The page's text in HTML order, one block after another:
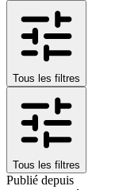
Tous les filtres
Tous les filtres
Publié depuis